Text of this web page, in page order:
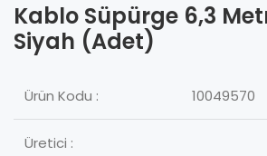
Kablo Süpürge 6,3
Siyah (Adet)
Ürün Kodu : 10049570
Üretici :